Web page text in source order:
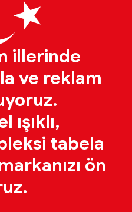
illerinde
ve reklam
tabela
ön